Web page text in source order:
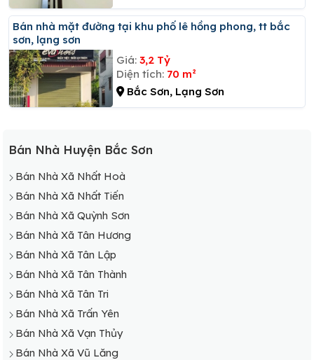
Bán nhà mặt đường tại khu phố lê hồng phong, tt bắc
sơn, lạng sơn
Giá: 3,2 Tỷ
Diện tích: 70 m²
Bắc Sơn, Lạng Sơn
Bán Nhà Huyện Bắc Sơn
Bán Nhà Xã Nhất Hoà
Bán Nhà Xã Nhất Tiến
Bán Nhà Xã Quỳnh Sơn
Bán Nhà Xã Tân Hương
Bán Nhà Xã Tân Lập
Bán Nhà Xã Tân Thành
Bán Nhà Xã Tân Tri
Bán Nhà Xã Trấn Yên
Bán Nhà Xã Vạn Thủy
Bán Nhà Xã Vũ Lăng